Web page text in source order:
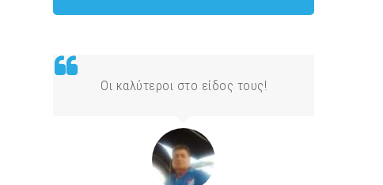
Οι καλύτεροι στο είδος τους!